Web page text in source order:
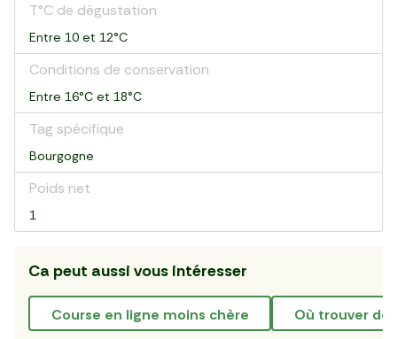
T°C de dégustation
Entre 10 et 12°C
Conditions de conservation
Entre 16°C et 18°C
Tag spécifique
Bourgogne
Poids net
1
Ca peut aussi vous intéresser
course en ligne moins chère où trouver